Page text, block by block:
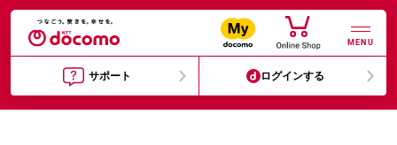
MENU
サポート ログインする